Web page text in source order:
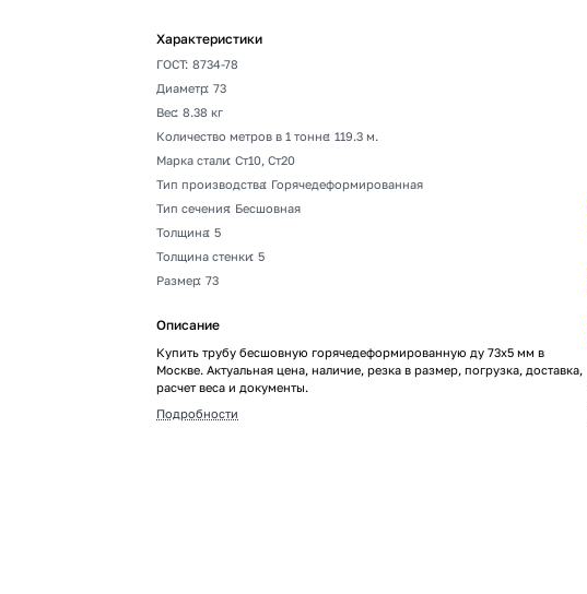
Характеристики
ГОСТ: 8734-78
Диаметр: 73
Вес: 8.38 кг
Количество метров в 1 тонне: 119.3 м.
Марка стали: Ст10, Ст20
Тип производства: Горячедеформированная
Тип сечения: Бесшовная
Толщина: 5
Толщина стенки: 5
Размер: 73
Описание
Купить трубу бесшовную горячедеформированную ду 73х5 мм в
Москве. Актуальная цена, наличие, резка в размер, погрузка, доставка,
расчет веса и документы.
Подробности